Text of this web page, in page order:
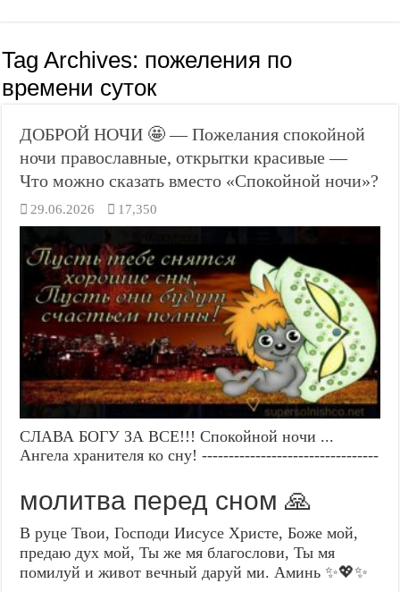
Tag Archives: пожеления по
времени суток
ДОБРОЙ НОЧИ 🤩 — Пожелания спокойной
ночи православные, открытки красивые —
Что можно сказать вместо «Спокойной ночи»?
29.06.2026 17,350
СЛАВА БОГУ ЗА ВСЕ!!! Спокойной ночи ...
Ангела хранителя ко сну! ---------------------------------
молитва перед сном 🙏
В руце Твои, Господи Иисусе Христе, Боже мой,
предаю дух мой, Ты же мя благослови, Ты мя
помилуй и живот вечный даруй ми. Аминь ✨💖✨